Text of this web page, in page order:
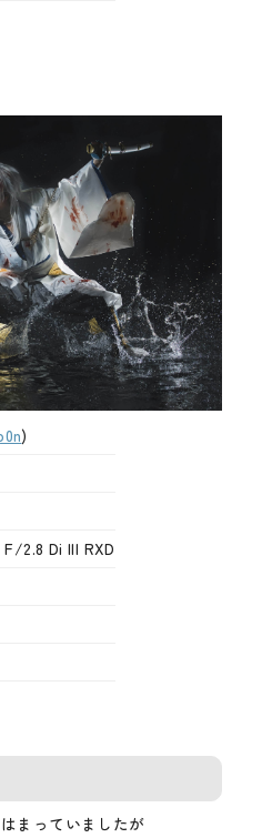
)
2.8 Di III RXD
まっていましたが